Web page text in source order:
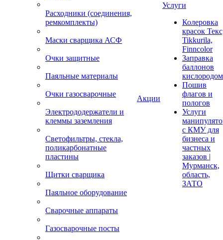
Расходники (соединения,
ремкомплекты)
Маски сварщика АСФ
Очки защитные
Паяльные материалы
Очки газосварочные
Электрододержатели и
клеммы заземления
Светофильтры, стекла,
поликарбонатные
пластины
Щитки сварщика
Паяльное оборудование
Сварочные аппараты
Газосварочные посты
Акции
Услуги
Колеровка
красок
Tikkurila,
Finncolor
Заправка
баллонов
кислородом
Пошив
флагов и
пологов
Услуги
с КМУ для
бизнеса и
частных
заказов |
Мурманск,
область,
ЗАТО